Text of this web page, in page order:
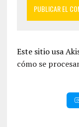
Este sitio usa
cómo se